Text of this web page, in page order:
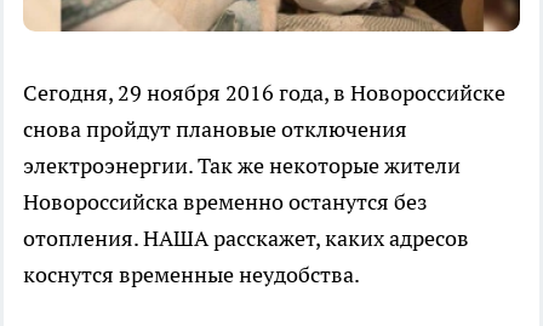
Сегодня, 29 ноября 2016 года, в Новороссийске
снова пройдут плановые отключения
электроэнергии. Так же некоторые жители
Новороссийска временно останутся без
отопления. НАША расскажет, каких адресов
коснутся временные неудобства.